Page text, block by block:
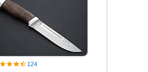
124